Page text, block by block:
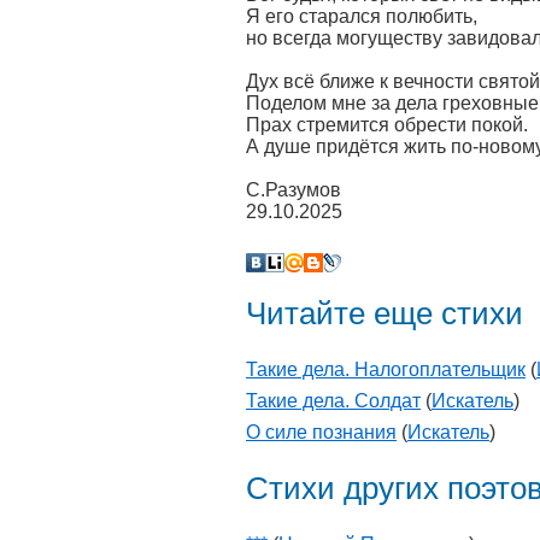
Я его старался полюбить,
но всегда могуществу
Дух всё ближе к вечности
Поделом мне за дела
Прах стремится обрести покой.
А душе придётся жить по-
С.Разумов
29.10.2025
Читайте еще стихи
Такие дела. Налогоплательщик (
Такие дела. Солдат (Искатель)
О силе познания (Искатель)
Стихи других